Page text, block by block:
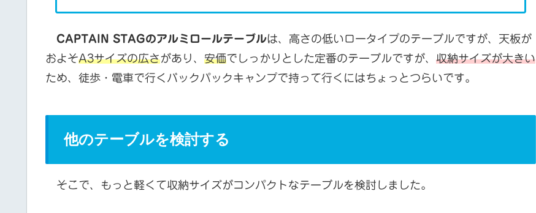
CAPTAIN STAGのアルミロールテーブルは、高さの低いロータイプのテーブルですが、天板が
およそA3サイズの広さがあり、 安価でしっかりとした定番のテーブルですが、 収納サイズが大きい
ため、徒歩・電車で行くバックパックキャンプで持って行くにはちょっとつらいです。
他のテーブルを検討する
そこで、もっと軽くて収納サイズがコンパクトなテーブルを検討しました。